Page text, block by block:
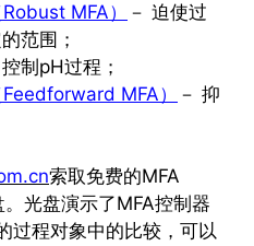
MFA）
－ 迫使过
范围；
控制pH过程；
MFA）
－ 抑
索取免费的MFA
光盘演示了MFA控制器
过程对象中的比较，可以